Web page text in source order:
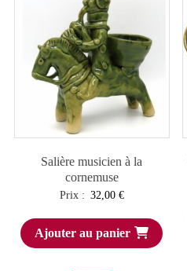
Salière musicien à la
cornemuse
Prix : 32,00 €
Ajouter au panier